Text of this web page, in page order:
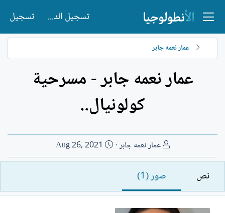
تسجيل الدخول تسجيل
عمار نعمه جابر
عمار نعمه جابر - مسرحية
كولونيال..
ا
ل
ا
ت
ب
عمار نعمه جابر
ت
ا
خ
Aug 26, 2021
نص صور (1)